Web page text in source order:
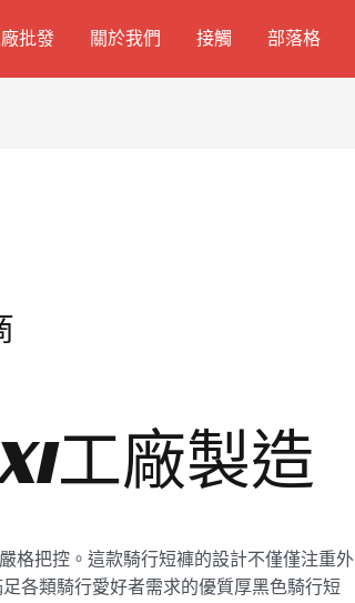
批發 關於我們 接觸 部落格
工廠製造
格把控。這款騎行短褲的設計不僅僅注重外
各類騎行愛好者需求的優質厚黑色騎行短